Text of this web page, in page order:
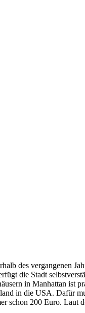
des vergangenen
die Stadt
in Manhattan ist
in die USA. Dafür
schon 200 Euro.